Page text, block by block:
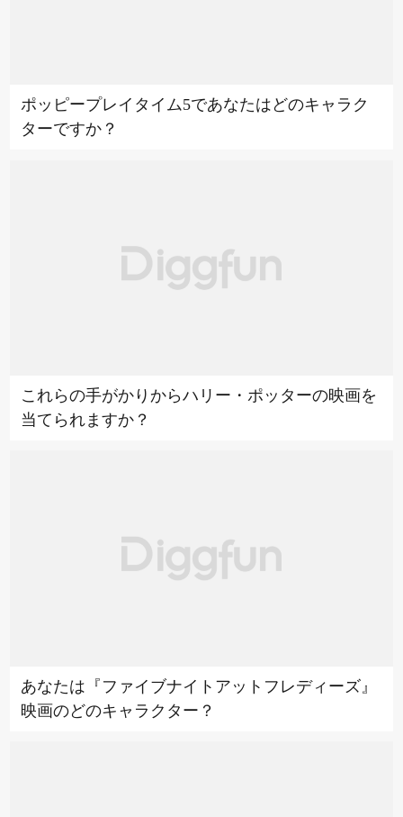
ポッピープレイタイム5であなたはどのキャラク
ターですか？
これらの手がかりからハリー・ポッターの映画を
当てられますか？
あなたは『ファイブナイトアットフレディーズ』
映画のどのキャラクター？